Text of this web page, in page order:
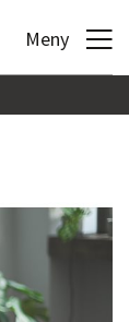
Meny